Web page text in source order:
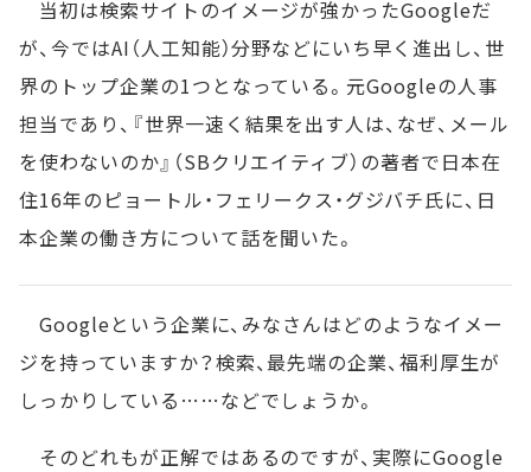
当初は検索サイトのイメージが強かったGoogleだ
が、今ではAI（人工知能）分野などにいち早く進出し、世
界のトップ企業の1つとなっている。元Googleの人事
担当であり、『世界一速く結果を出す人は、なぜ、メール
を使わないのか』（SBクリエイティブ）の著者で日本在
住16年のピョートル・フェリークス・グジバチ氏に、日
本企業の働き方について話を聞いた。
Googleという企業に、みなさんはどのようなイメー
ジを持っていますか？検索、最先端の企業、福利厚生が
しっかりしている……などでしょうか。
そのどれもが正解ではあるのですが、実際にGoogle